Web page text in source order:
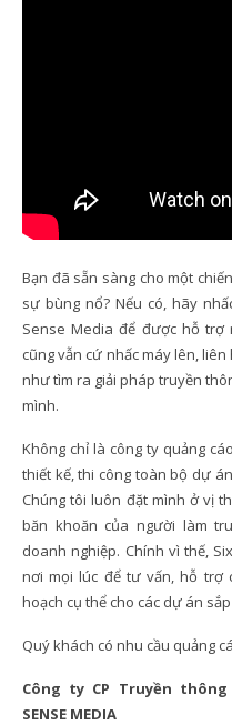
Bạn đã sẵn sàng cho một
sự bùng nổ? Nếu có, hãy
Sense Media để được hỗ trợ
cũng vẫn cứ nhấc máy lên,
như tìm ra giải pháp truyền
mình.
Không chỉ là công ty quảng
thiết kế, thi công toàn bộ dự án
Chúng tôi luôn đặt mình ở vị
băn khoăn của người làm
doanh nghiệp. Chính vì thế,
nơi mọi lúc để tư vấn, hỗ trợ
hoạch cụ thể cho các dự án
Quý khách có nhu cầu quảng
Công ty CP Truyền
SENSE MEDIA